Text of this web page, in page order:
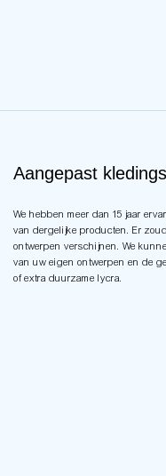
Aangepast
We hebben meer dan 15 jaar
van dergelijke producten. Er
ontwerpen verschijnen. We
van uw eigen ontwerpen en de
of extra duurzame lycra.